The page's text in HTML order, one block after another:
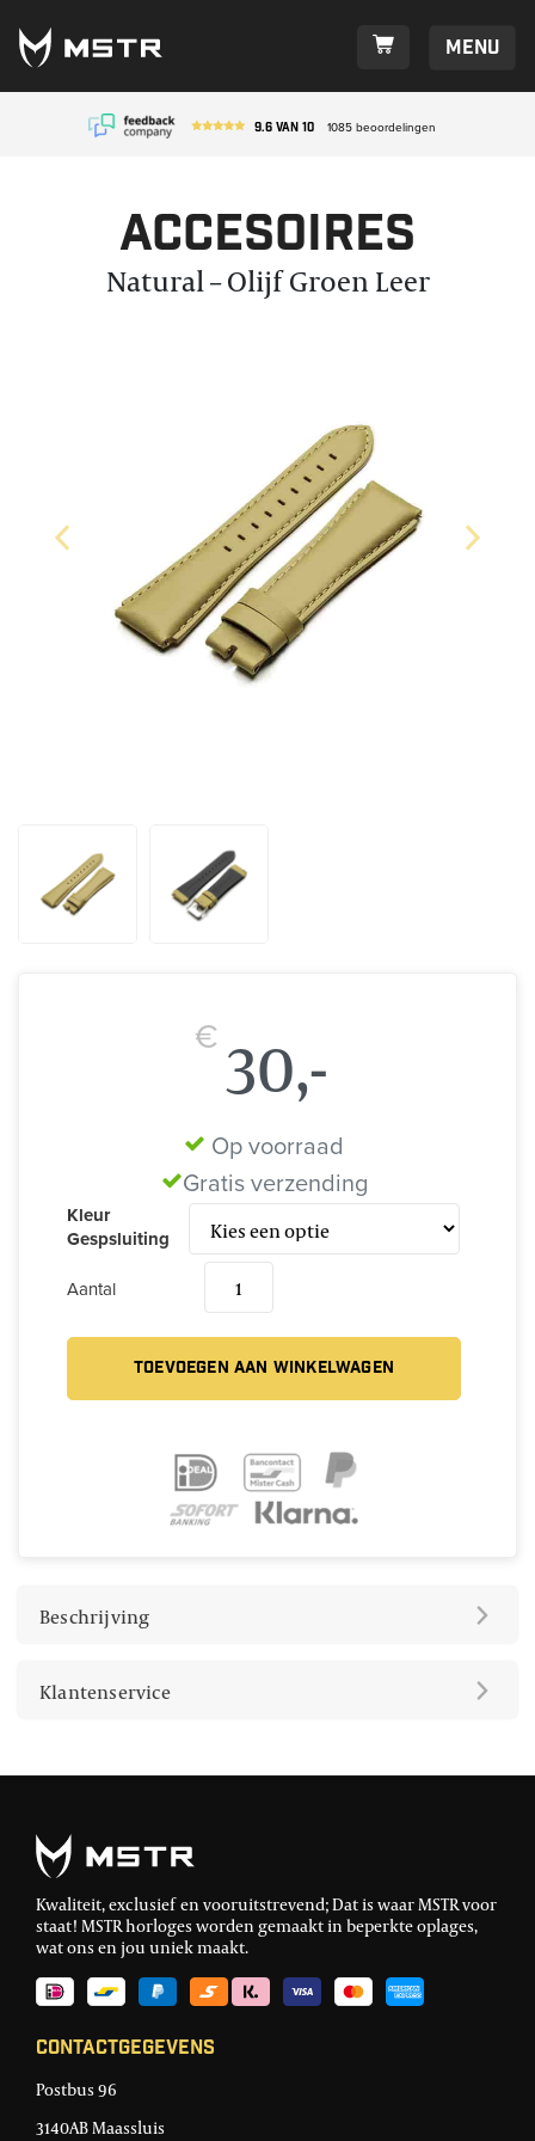
9.6 van 10 1085 beoordelingen
Menu
Accesoires
Natural – Olijf Groen Leer
€ 30,-
Op voorraad
Gratis verzending
Kleur
Gespsluiting
Aantal
TOEVOEGEN AAN WINKELWAGEN
Beschrijving
Klantenservice
Kwaliteit, exclusief en vooruitstrevend; Dat is waar MSTR voor
staat! MSTR horloges worden gemaakt in beperkte oplages,
wat ons en jou uniek maakt.
Contactgegevens
Postbus 96
3140AB Maassluis